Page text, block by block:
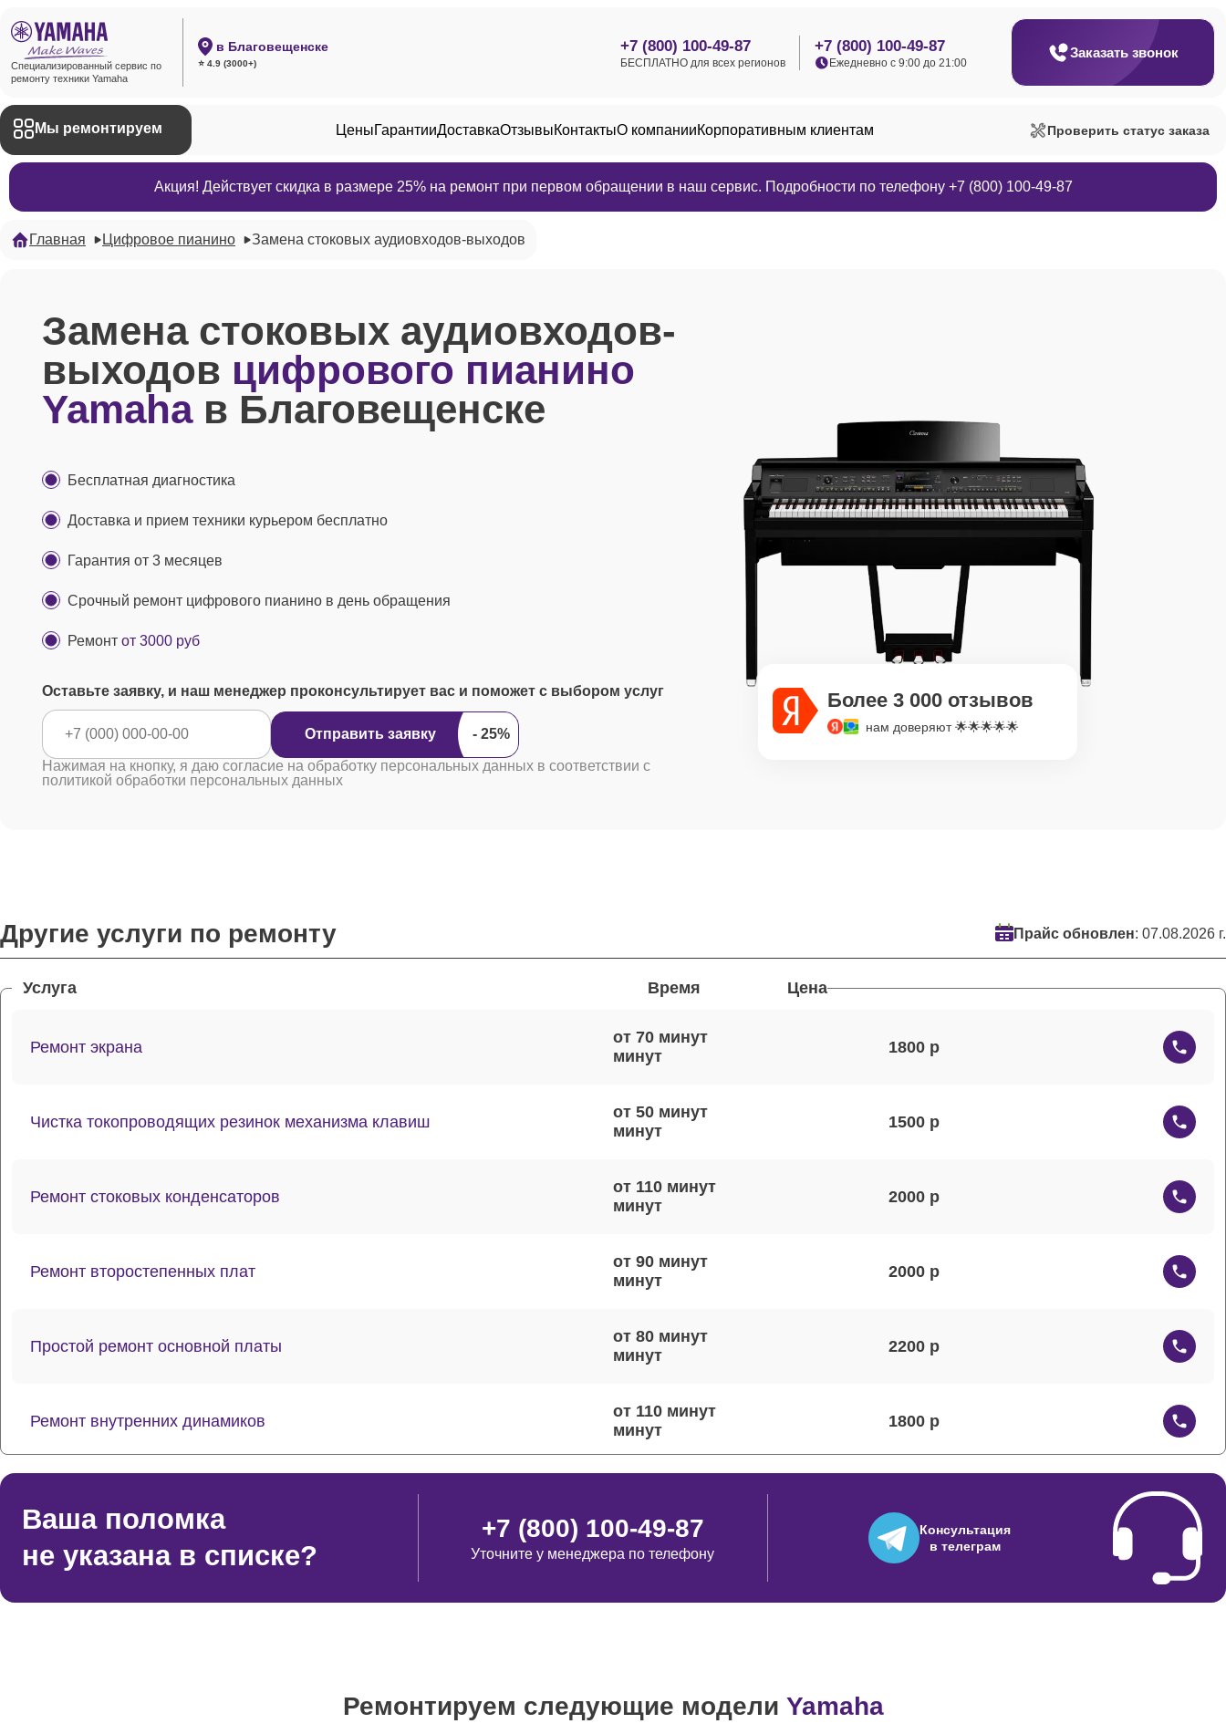
Специализированный сервис по
ремонту техники Yamaha
в Благовещенске
⭐ 4.9 (3000+)
+7 (800) 100-49-87
БЕСПЛАТНО для всех регионов
+7 (800) 100-49-87
Ежедневно с 9:00 до 21:00
Заказать звонок
Мы ремонтируем ЦеныГарантииДоставкаОтзывыКонтактыО компанииКорпоративным клиентам Проверить статус заказа
Акция! Действует скидка в размере 25% на ремонт при первом обращении в наш сервис. Подробности по телефону +7 (800) 100-49-87
Главная Цифровое пианино Замена стоковых аудиовходов-выходов
Замена стоковых аудиовходов-
выходов цифрового пианино
Yamahaв Благовещенске
Бесплатная диагностика
Доставка и прием техники курьером бесплатно
Гарантия от 3 месяцев
Срочный ремонт цифрового пианино в день обращения
Ремонт от 3000 руб
Оставьте заявку, и наш менеджер проконсультирует вас и поможет с выбором услуг
Отправить заявку
Нажимая на кнопку, я даю согласие на обработку персональных данных в соответствии с
политикой обработки персональных данных
Более 3 000 отзывов
нам доверяют 🌟🌟🌟🌟🌟
Другие услуги по ремонту Прайс обновлен: 07.08.2026 г.
Услуга Время Цена
Ремонт экрана
от 70 минут
1800
Чистка токопроводящих резинок механизма клавиш
от 50 минут
1500
Ремонт стоковых конденсаторов
от 110 минут
2000
Ремонт второстепенных плат
от 90 минут
2000
Простой ремонт основной платы
от 80 минут
2200
Ремонт внутренних динамиков
от 110 минут
1800
Ремонт токопроводящих резинок механизма клавиш
от 50 минут
от 60 минут
Ваша поломка
не указана в списке?
+7 (800) 100-49-87
Уточните у менеджера по телефону
Консультация
в телеграм
Ремонтируем следующие модели Yamaha